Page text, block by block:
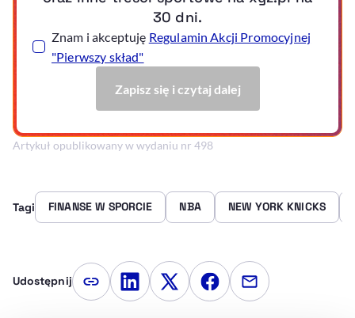
Artykuł opublikowany w wydaniu nr 498
Tagi FINANSE W SPORCIE NBA NEW YORK KNICKS
Udostępnij Kopiuj link artykułu
Udostępnij na LinkedIn
Udostępnij na Twitterze
Udostępnij na
Udostępnij